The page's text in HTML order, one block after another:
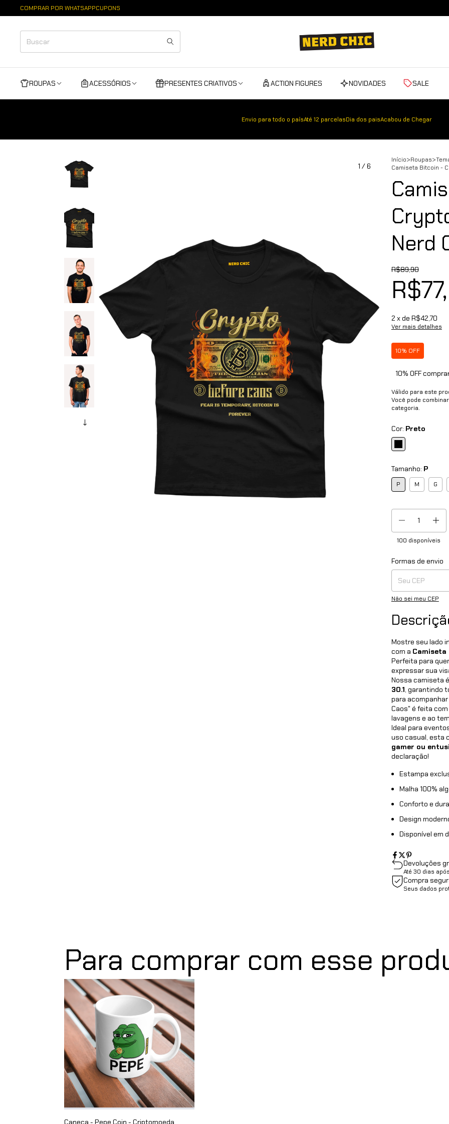
COMPRAR POR WHATSAPPCUPONS
ROUPAS ACESSÓRIOS PRESENTES CRIATIVOS ACTION FIGURES NOVIDADES SALE
Envio para todo o paísAté 12 parcelasDia dos paisAcabou de Chegar
1 /6
Início>Roupas>
Camiseta Bitcoin -
Nerd
R$89,90
2 x de R$42,70
Ver mais detalhes
10% OFF
10% OFF
Válido para este
Você pode
categoria.
Cor: Preto
Tamanho: P
P M G
100 disponíveis
Entregas para o
Formas de envio
Não sei meu CEP
Mostre seu lado
com a
Perfeita para
expressar sua
Nossa camiseta
30.1, garantindo
para
Caos" é feita
lavagens e ao
Ideal para
uso casual, esta
gamer ou
declaração!
Estampa
Malha 100%
Conforto e
Design
Disponível em
Devoluções
Até 30 dias
Compra
Seus dados
Para comprar com esse
Caneca - Pepe Coin - Criptomoeda